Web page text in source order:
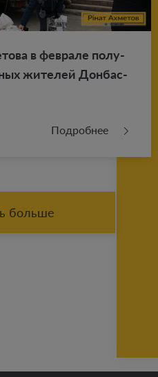
в фев­ра­ле по­лу­
жи­те­лей Дон­бас­
Подробнее
больше